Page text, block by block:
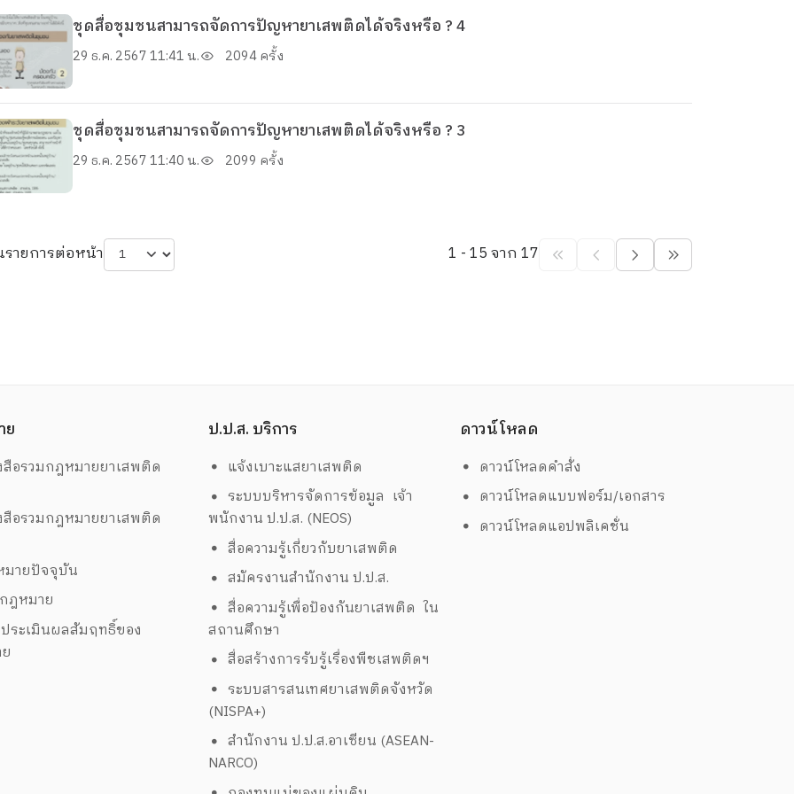
ชุดสื่อชุมชนสามารถจัดการปัญหายาเสพติดได้จริงหรือ ? 4
29 ธ.ค. 2567 11:41 น. 2094 ครั้ง
ชุดสื่อชุมชนสามารถจัดการปัญหายาเสพติดได้จริงหรือ ? 3
29 ธ.ค. 2567 11:40 น. 2099 ครั้ง
รายการต่อหน้า 1 - 15 จาก 17
ย
อรวมกฎหมายยาเสพติด
อรวมกฎหมายยาเสพติด
ายปัจจุบัน
ฎหมาย
ระเมินผลสัมฤทธิ์ของ
ป.ป.ส. บริการ
แจ้งเบาะแสยาเสพติด
ระบบบริหารจัดการข้อมูล เจ้า
พนักงาน ป.ป.ส. (NEOS)
สื่อความรู้เกี่ยวกับยาเสพติด
สมัครงานสำนักงาน ป.ป.ส.
สื่อความรู้เพื่อป้องกันยาเสพติด ใน
สถานศึกษา
สื่อสร้างการรับรู้เรื่องพืชเสพติดฯ
ระบบสารสนเทศยาเสพติดจังหวัด
(NISPA+)
สำนักงาน ป.ป.ส.อาเซียน (ASEAN-
NARCO)
ดาวน์โหลด
ดาวน์โหลดคำสั่ง
ดาวน์โหลดแบบฟอร์ม/เอกสาร
ดาวน์โหลดแอปพลิเคชั่น